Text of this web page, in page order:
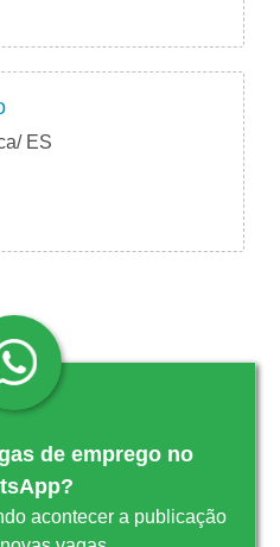
ES
de emprego no
acontecer a publicação